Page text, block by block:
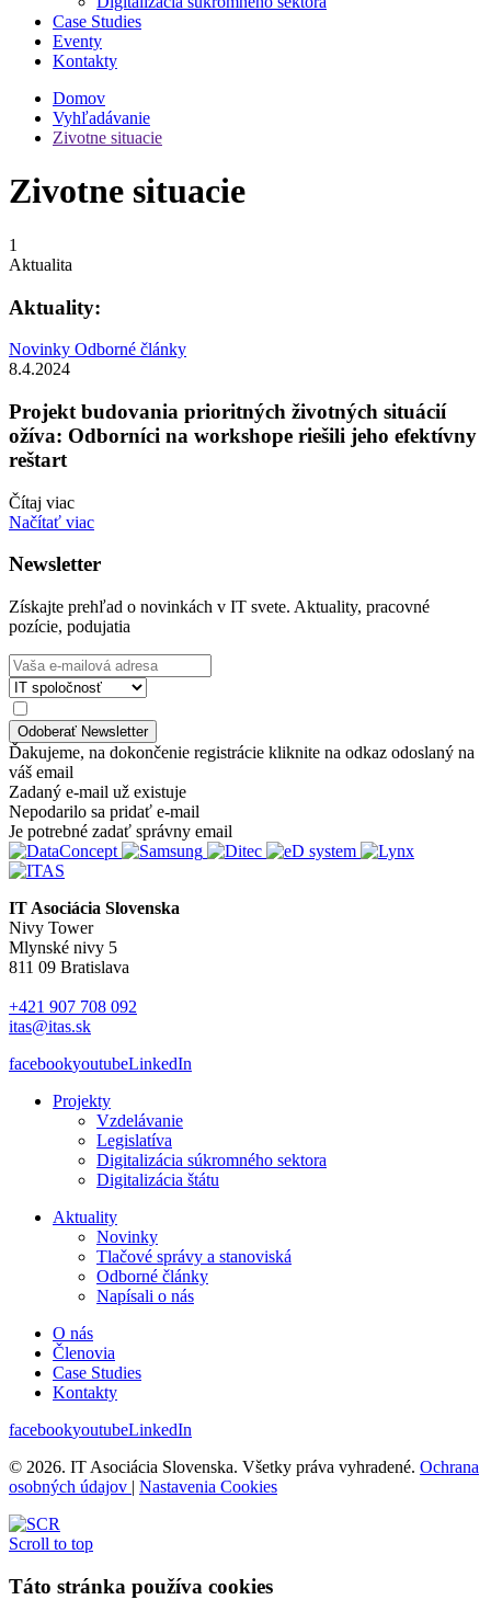
Case Studies
Eventy
Kontakty
Domov
Vyhľadávanie
Zivotne situacie
Zivotne situacie
1
Aktualita
Aktuality:
Novinky Odborné články
8.4.2024
Projekt budovania prioritných životných situácií
ožíva: Odborníci na workshope riešili jeho efektívny
reštart
Čítaj viac
Načítať viac
Newsletter
Získajte prehľad o novinkách v IT svete. Aktuality, pracovné
pozície, podujatia
Ďakujeme, na dokončenie registrácie kliknite na odkaz odoslaný na
váš email
Zadaný e-mail už existuje
Nepodarilo sa pridať e-mail
Je potrebné zadať správny email
IT Asociácia Slovenska
Nivy Tower
Mlynské nivy 5
811 09 Bratislava
+421 907 708 092
itas@itas.sk
facebookyoutubeLinkedIn
Projekty
Vzdelávanie
Legislatíva
Digitalizácia súkromného sektora
Digitalizácia štátu
Aktuality
Novinky
Tlačové správy a stanoviská
Odborné články
Napísali o nás
O nás
Členovia
Case Studies
Kontakty
facebookyoutubeLinkedIn
© 2026. IT Asociácia Slovenska. Všetky práva vyhradené. Ochrana
osobných údajov | Nastavenia Cookies
Scroll to top
Táto stránka používa cookies